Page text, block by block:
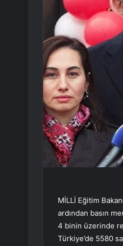
MİLLİ Eğitim
ardından basın
4 binin üzerinde
Türkiye’de 5580